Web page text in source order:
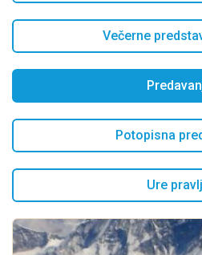
Večerne
Potopisna
Ure